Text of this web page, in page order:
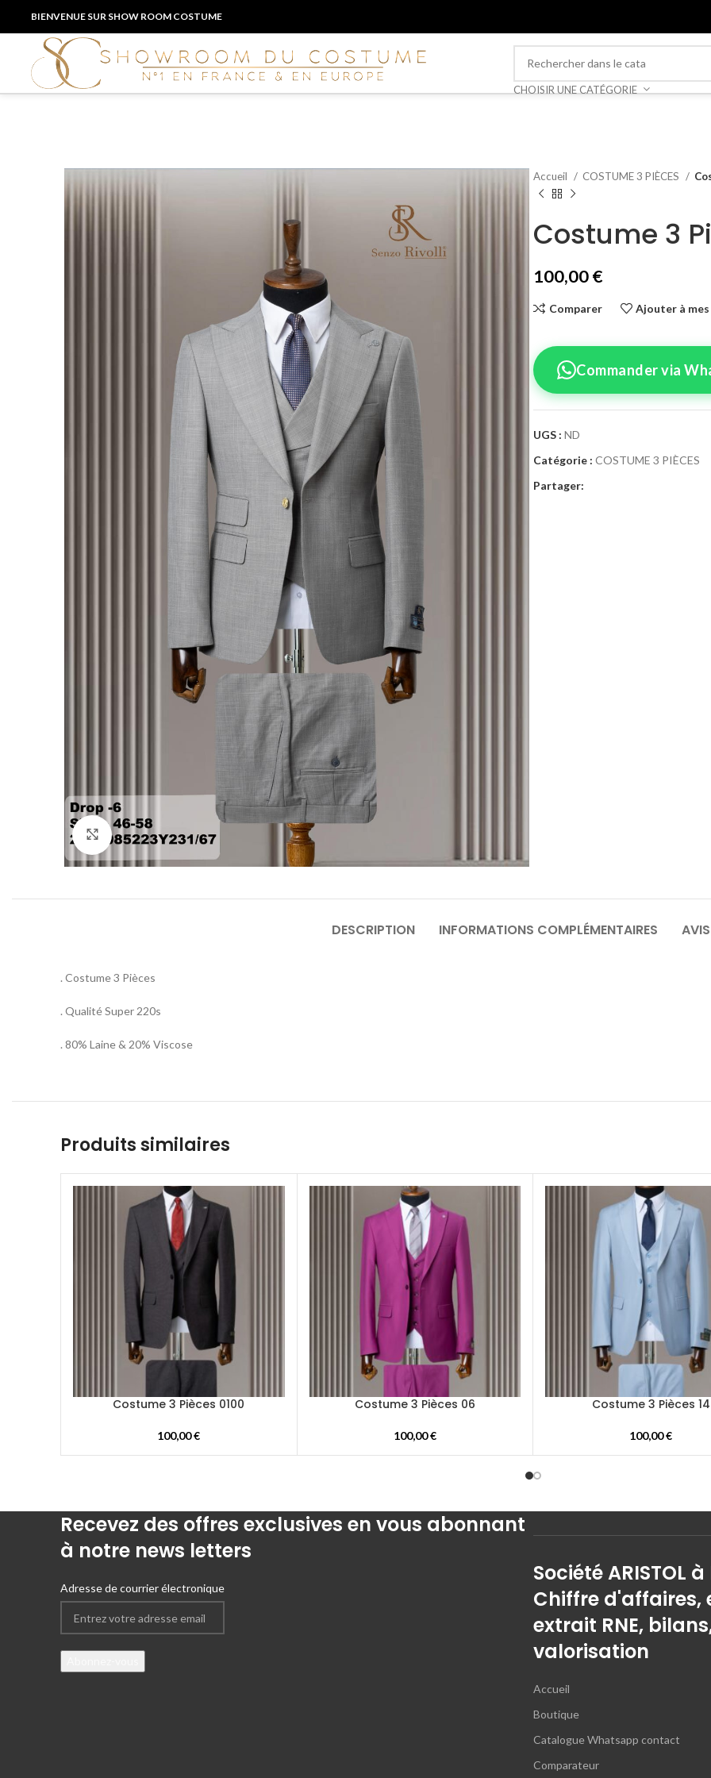
BIENVENUE SUR SHOW ROOM COSTUME
CHOISIR UNE CATÉGORIE
Agrandir
Accueil COSTUME 3 PIÈCES
Costume 3
100,00€
Comparer Ajouter à
Commander via
UGS : ND
Catégorie : COSTUME 3 PIÈCES
Partager:
DESCRIPTION INFORMATIONS COMPLÉMENTAIRES
. Costume 3 Pièces
. Qualité Super 220s
. 80% Laine & 20% Viscose
Produits similaires
Costume 3 Pièces 0100
100,00€
Costume 3 Pièces 06
100,00€
Costume 3 Pièces 14
100,00€
Recevez des offres exclusives en vous abonnant
à notre news letters
Adresse de courrier électronique
Société ARISTOL
Chiffre d'affaires,
extrait RNE,
valorisation
Accueil
Boutique
Catalogue Whatsapp contact
Comparateur